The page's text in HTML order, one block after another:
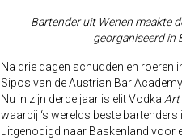
Bartender uit Wenen maakte
georganiseerd in
Na drie dagen schudden en roeren
Sipos van de Austrian Bar
Nu in zijn derde jaar is elit Vodka Art
waarbij ‘s werelds beste
uitgenodigd naar Baskenland voor